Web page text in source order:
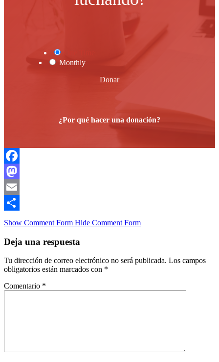
Monthly
Donar
¿Por qué hacer una donación?
Facebook
Mastodon
Email
Compartir
Show Comment Form Hide Comment Form
Deja una respuesta
Tu dirección de correo electrónico no será publicada. Los campos
obligatorios están marcados con *
Comentario *